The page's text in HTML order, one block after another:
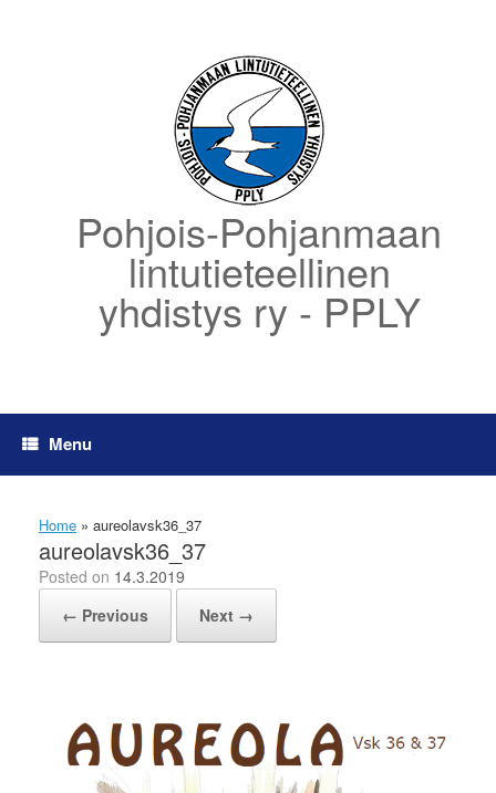
Pohjois-Pohjanmaan
lintutieteellinen
yhdistys ry - PPLY
Menu
Home » aureolavsk36_37
aureolavsk36_37
Posted on 14.3.2019
← Previous
Next →